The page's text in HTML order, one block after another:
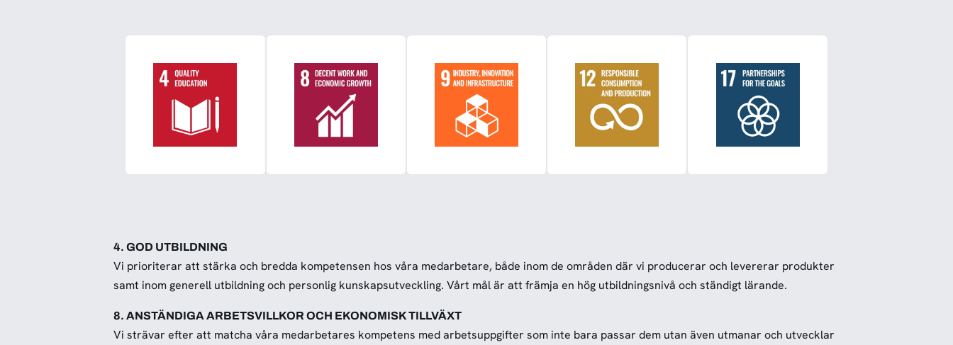
4. GOD UTBILDNING
Vi prioriterar att stärka och bredda kompetensen hos våra medarbetare, både inom de områden där vi producerar och levererar produkter
samt inom generell utbildning och personlig kunskapsutveckling. Vårt mål är att främja en hög utbildningsnivå och ständigt lärande.
8. ANSTÄNDIGA ARBETSVILLKOR OCH EKONOMISK TILLVÄXT
Vi strävar efter att matcha våra medarbetares kompetens med arbetsuppgifter som inte bara passar dem utan även utmanar och utvecklar